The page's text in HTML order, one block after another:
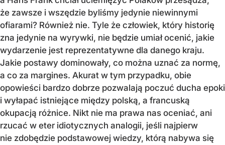
że zawsze i wszędzie byliśmy jedynie niewinnymi
ofiarami? Również nie. Tyle że człowiek, który historię
zna jedynie na wyrywki, nie będzie umiał ocenić, jakie
wydarzenie jest reprezentatywne dla danego kraju.
Jakie postawy dominowały, co można uznać za normę,
a co za margines. Akurat w tym przypadku, obie
opowieści bardzo dobrze pozwalają poczuć ducha epoki
i wyłapać istniejące między polską, a francuską
okupacją różnice. Nikt nie ma prawa nas oceniać, ani
rzucać w eter idiotycznych analogii, jeśli najpierw
nie zdobędzie podstawowej wiedzy, którą nabywa się